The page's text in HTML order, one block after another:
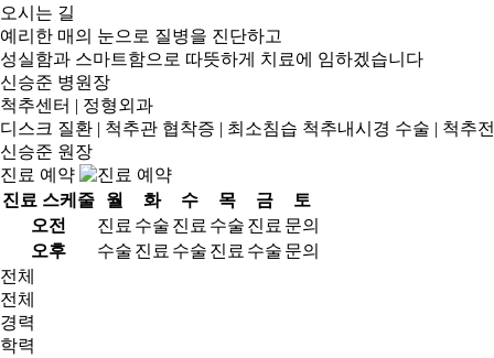
오시는 길
예리한 매의 눈으로 질병을 진단하고
성실함과 스마트함으로 따뜻하게 치료에 임하겠습니다
신승준 병원장
척추센터 | 정형외과
디스크 질환 | 척추관 협착증 | 최소침습 척추내시경 수술 | 척추
신승준 원장
진료 예약
진료 스케줄
월 화 수 목 금
토
오전
진료 수술 진료 수술 진료 문의
오후
수술 진료 수술 진료 수술 문의
전체
전체
경력
학력